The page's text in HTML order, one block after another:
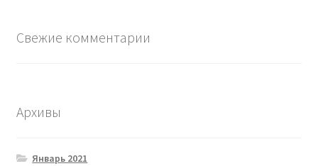
Свежие комментарии
Архивы
Январь 2021